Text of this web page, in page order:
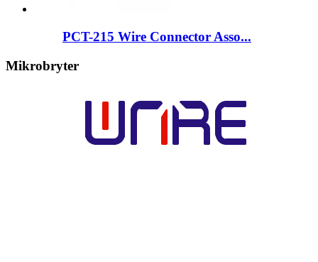
PCT-215 Wire Connector Asso...
Mikrobryter